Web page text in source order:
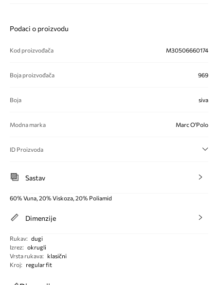
Podaci o proizvodu
Kod proizvođača M30506660174
Boja proizvođača 969
Boja siva
Modna marka Marc O'Polo
ID Proizvoda
Sastav
60% Vuna, 20% Viskoza, 20% Poliamid
Dimenzije
Rukav: dugi
Izrez: okrugli
Vrsta rukava:
klasični
Kroj: regular fit